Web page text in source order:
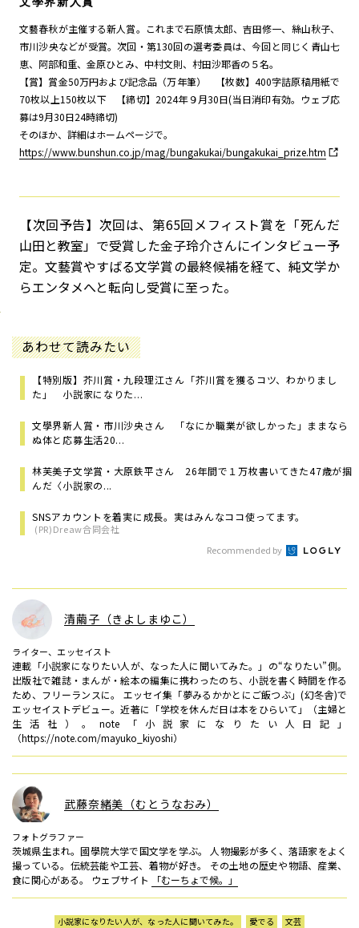
文藝春秋が主催する新人賞。これまで石原慎太郎、吉田修一、絲山秋子、
市川沙央などが受賞。次回・第130回の選考委員は、今回と同じく青山七
恵、阿部和重、金原ひとみ、中村文則、村田沙耶香の５名。
【賞】賞金50万円および記念品（万年筆） 【枚数】400字詰原稿用紙で
70枚以上150枚以下 【締切】2024年９月30日(当日消印有効。ウェブ応
募は9月30日24時締切)
そのほか、詳細はホームページで。
https://www.bunshun.co.jp/mag/bungakukai/bungakukai_prize.htm
【次回予告】次回は、第65回メフィスト賞を「死んだ
山田と教室」で受賞した金子玲介さんにインタビュー予
定。文藝賞やすばる文学賞の最終候補を経て、純文学か
らエンタメへと転向し受賞に至った。
あわせて読みたい
【特別版】芥川賞・九段理江さん「芥川賞を獲るコツ、わかりまし
た」 小説家になりた...
文學界新人賞・市川沙央さん 「なにか職業が欲しかった」ままなら
ぬ体と応募生活20...
林芙美子文学賞・大原鉄平さん 26年間で１万枚書いてきた47歳が掴
んだ〈小説家の...
SNSアカウントを着実に成長。実はみんなココ使ってます。
(PR)Dreaw合同会社
Recommended by
清繭子（きよしまゆこ）
ライター、エッセイスト
連載「小説家になりたい人が、なった人に聞いてみた。」の“なりたい”側。
出版社で雑誌・まんが・絵本の編集に携わったのち、小説を書く時間を作る
ため、フリーランスに。 エッセイ集「夢みるかかとにご飯つぶ」(幻冬舎)で
エッセイストデビュー。近著に「学校を休んだ日は本をひらいて」（主婦と
生活社）。note「小説家になりたい人日記」
（https://note.com/mayuko_kiyoshi）
武藤奈緒美（むとうなおみ）
フォトグラファー
茨城県生まれ。國學院大学で国文学を学ぶ。 人物撮影が多く、落語家をよく
撮っている。伝統芸能や工芸、着物が好き。 その土地の歴史や物語、産業、
食に関心がある。 ウェブサイト
「むーちょで候。」
小説家になりたい人が、なった人に聞いてみた。 愛でる 文芸